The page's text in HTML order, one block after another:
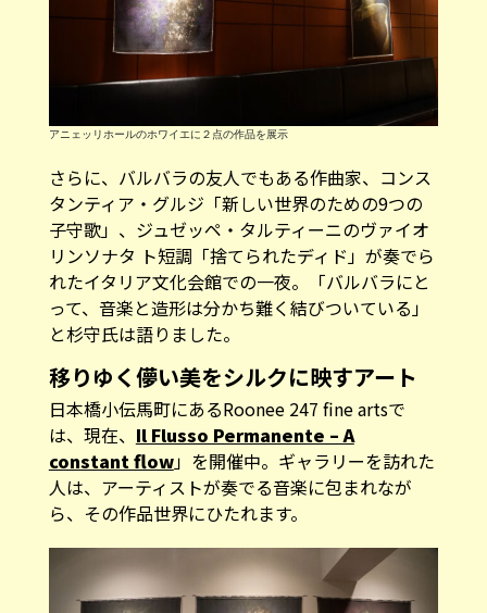
アニェッリホールのホワイエに２点の作品を展示
さらに、バルバラの友人でもある作曲家、コンス
タンティア・グルジ「新しい世界のための9つの
子守歌」、ジュゼッペ・タルティーニのヴァイオ
リンソナタ ト短調「捨てられたディド」が奏でら
れたイタリア文化会館での一夜。「バルバラにと
って、音楽と造形は分かち難く結びついている」
と杉守氏は語りました。
移りゆく儚い美をシルクに映すアート
日本橋小伝馬町にあるRoonee 247 fine artsで
は、現在、 Il Flusso Permanente – A
constant flow」を開催中。ギャラリーを訪れた
人は、アーティストが奏でる音楽に包まれなが
ら、その作品世界にひたれます。